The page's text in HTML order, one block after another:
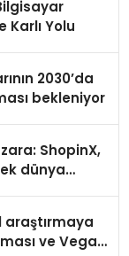
Karlı Yolu
2030’da
bekleniyor
ShopinX,
dünya
araştırmaya
ve Vegan